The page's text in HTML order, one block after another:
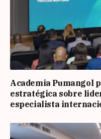
Academia Pumangol
estratégica sobre
especialista